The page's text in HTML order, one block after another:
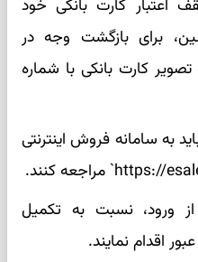
اعتبار کارت بانکی خود
برای بازگشت وجه در
کارت بانکی با شماره
به سامانه فروش اینترنتی
ورود، نسبت به تکمیل
اقدام نمایند.